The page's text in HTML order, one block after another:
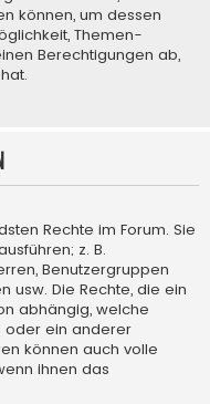
können, um dessen
Themen-
Berechtigungen ab,
Rechte im Forum. Sie
z. B.
Benutzergruppen
usw. Die Rechte, die ein
abhängig, welche
oder ein anderer
können auch volle
ihnen das